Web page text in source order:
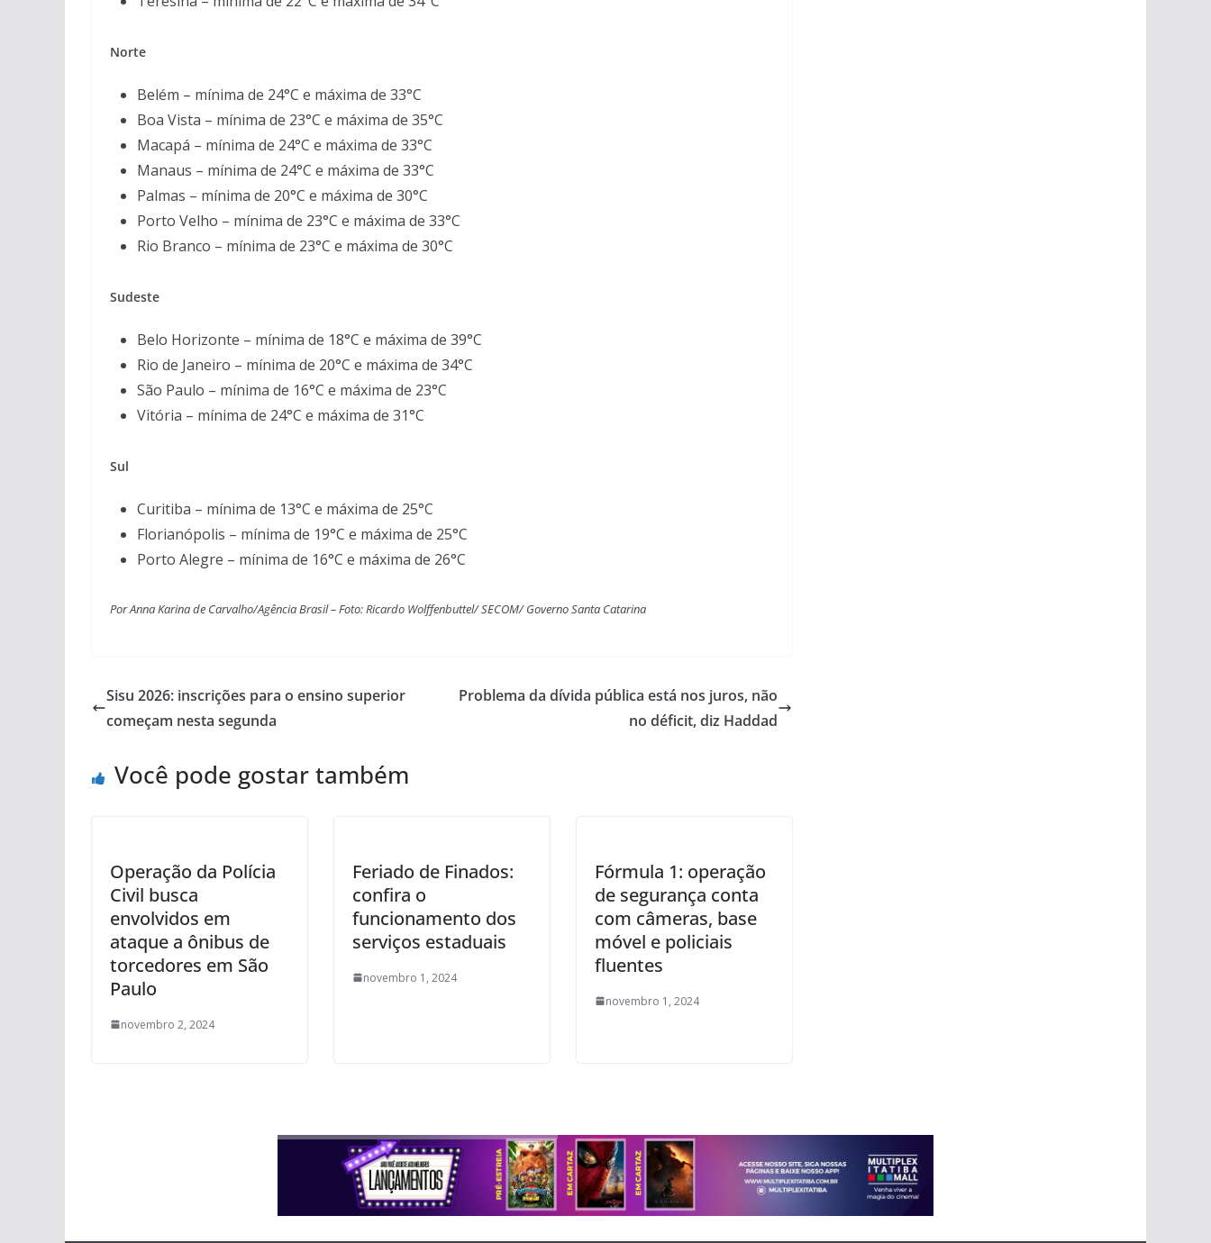
Norte
Belém – mínima de 24°C e máxima de 33°C
Boa Vista – mínima de 23°C e máxima de 35°C
Macapá – mínima de 24°C e máxima de 33°C
Manaus – mínima de 24°C e máxima de 33°C
Palmas – mínima de 20°C e máxima de 30°C
Porto Velho – mínima de 23°C e máxima de 33°C
Rio Branco – mínima de 23°C e máxima de 30°C
Sudeste
Belo Horizonte – mínima de 18°C e máxima de 39°C
Rio de Janeiro – mínima de 20°C e máxima de 34°C
São Paulo – mínima de 16°C e máxima de 23°C
Vitória – mínima de 24°C e máxima de 31°C
Sul
Curitiba – mínima de 13°C e máxima de 25°C
Florianópolis – mínima de 19°C e máxima de 25°C
Porto Alegre – mínima de 16°C e máxima de 26°C
Por Anna Karina de Carvalho/Agência Brasil – Foto: Ricardo Wolffenbuttel/ SECOM/ Governo Santa Catarina
Sisu 2026: inscrições para o ensino superior
começam nesta segunda
Problema da dívida pública está nos juros, não
no déficit, diz Haddad
Você pode gostar também
Operação da Polícia
Civil busca
envolvidos em
ataque a ônibus de
torcedores em São
Paulo
novembro 2, 2024
Feriado de Finados:
confira o
funcionamento dos
serviços estaduais
novembro 1, 2024
Fórmula 1: operação
de segurança conta
com câmeras, base
móvel e policiais
fluentes
novembro 1, 2024